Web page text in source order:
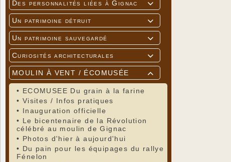

Des personnalités liées à Gignac

Un patrimoine détruit

Un patrimoine sauvegardé

Curiosités architecturales

MOULIN À VENT / ÉCOMUSÉE
• ECOMUSEE Du grain à la farine
• Visites / Infos pratiques
• Inauguration officielle
• Le bicentenaire de la Révolution
célébré au moulin de Gignac
• Photos d'hier à aujourd'hui
• Du pain pour les équipages du rallye
Fénelon